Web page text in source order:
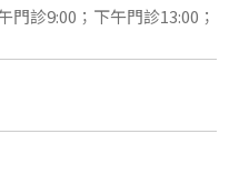
診9:00；下午門診13:00；